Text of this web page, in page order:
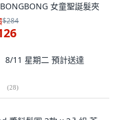
女童聖誕髮夾
$284
8/11 星期二 預計送達
(28)